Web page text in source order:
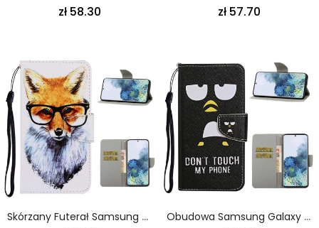
zł 58.30 zł 57.70
Skórzany Futerał Samsung Galaxy S21 Ultra 5G Etui Na Telefon Nerd Stringi Z Lisem Obudowa Samsung Galaxy S21 Ultra 5G Etui Na Telefon Nowy Nie Dotykaj Mojego Telefonu